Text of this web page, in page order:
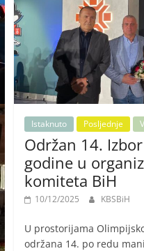
Istaknuto Posljednje
Održan 14.
godine u
komiteta BiH
10/12/2025 KBSBiH
U prostorijama
održana 14. po redu